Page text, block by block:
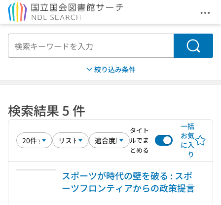
メ
検索
絞り込み条件
検索結果 5 件
タイト
ルでま
とめる
一括
お気
に入
り
スポーツが時代の壁を破る : スポ
ーツフロンティアからの政策提言